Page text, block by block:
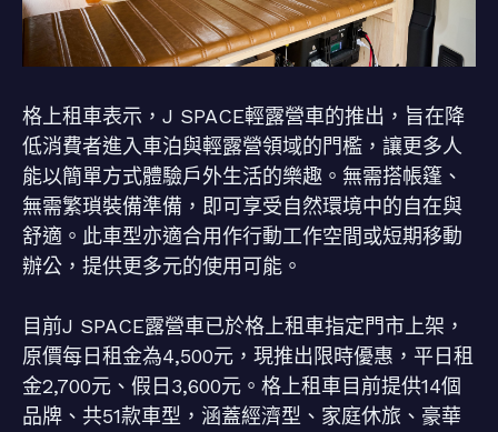
格上租車表示，J SPACE輕露營車的推出，旨在降
低消費者進入車泊與輕露營領域的門檻，讓更多人
能以簡單方式體驗戶外生活的樂趣。無需搭帳篷、
無需繁瑣裝備準備，即可享受自然環境中的自在與
舒適。此車型亦適合用作行動工作空間或短期移動
辦公，提供更多元的使用可能。
目前J SPACE露營車已於格上租車指定門市上架，
原價每日租金為4,500元，現推出限時優惠，平日租
金2,700元、假日3,600元。格上租車目前提供14個
品牌、共51款車型，涵蓋經濟型、家庭休旅、豪華